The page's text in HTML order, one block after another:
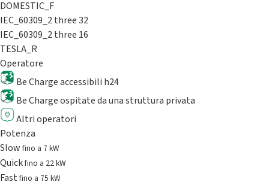
DOMESTIC_F
IEC_60309_2 three 32
IEC_60309_2 three 16
TESLA_R
Operatore
Be Charge accessibili h24
Be Charge ospitate da una struttura privata
Altri operatori
Potenza
Slowfino a 7 kW
Quickfino a 22 kW
Fastfino a 75 kW